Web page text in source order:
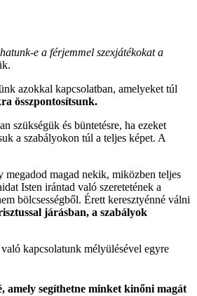
e a férjemmel szexjátékokat a
azokkal kapcsolatban, amelyeket túl
összpontosítsunk.
szükségük és büntetésre, ha ezeket
a szabályokon túl a teljes képet. A
megadod magad nekik, miközben teljes
Isten irántad való szeretetének a
bölcsességből. Érett keresztyénné válni
járásban, a szabályok
kapcsolatunk mélyülésével egyre
amely segíthetne minket kinőni magát